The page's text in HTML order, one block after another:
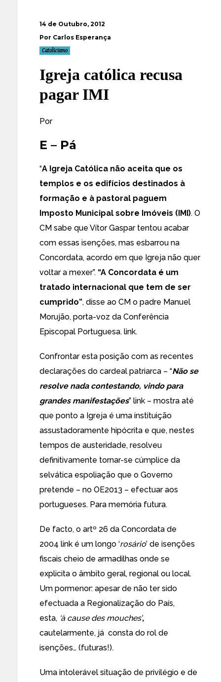
14 de Outubro, 2012
Por Carlos Esperança
Catolicismo
Igreja católica recusa
pagar IMI
Por
E – Pá
“A Igreja Católica não aceita que os
templos e os edifícios destinados à
formação e à pastoral paguem
Imposto Municipal sobre Imóveis (IMI). O
CM sabe que Vítor Gaspar tentou acabar
com essas isenções, mas esbarrou na
Concordata, acordo em que Igreja não quer
voltar a mexer”. “A Concordata é um
tratado internacional que tem de ser
cumprido”, disse ao CM o padre Manuel
Morujão, porta-voz da Conferência
Episcopal Portuguesa. link.
Confrontar esta posição com as recentes
declarações do cardeal patriarca – “Não se
resolve nada contestando, vindo para
grandes manifestações” link – mostra até
que ponto a Igreja é uma instituição
assustadoramente hipócrita e que, nestes
tempos de austeridade, resolveu
definitivamente tornar-se cúmplice da
selvática espoliação que o Governo
pretende – no OE2013 – efectuar aos
portugueses. Para memória futura.
De facto, o artº 26 da Concordata de
2004 link é um longo ‘rosário’ de isenções
fiscais cheio de armadilhas onde se
explicita o âmbito geral, regional ou local.
Um pormenor: apesar de não ter sido
efectuada a Regionalização do País,
esta, ‘à cause des mouches’,
cautelarmente, já consta do rol de
isenções… (futuras!).
Uma intolerável situação de privilégio e de